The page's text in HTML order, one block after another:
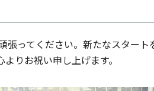
張ってください。新たなスタート
りお祝い申し上げます。